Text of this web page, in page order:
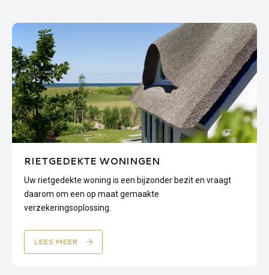
RIETGEDEKTE WONINGEN
Uw rietgedekte woning is een bijzonder bezit en vraagt
daarom om een op maat gemaakte
verzekeringsoplossing.
LEES MEER